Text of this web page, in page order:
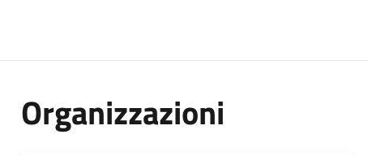
Organizzazioni